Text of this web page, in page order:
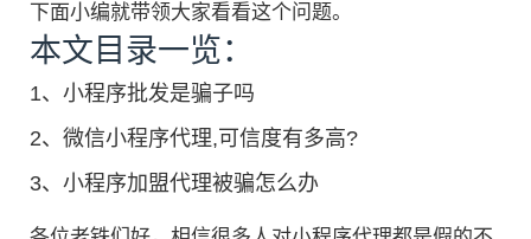
下面小编就带领大家看看这个问题。
本文目录一览：
1、 小程序批发是骗子吗
2、 微信小程序代理,可信度有多高?
3、 小程序加盟代理被骗怎么办